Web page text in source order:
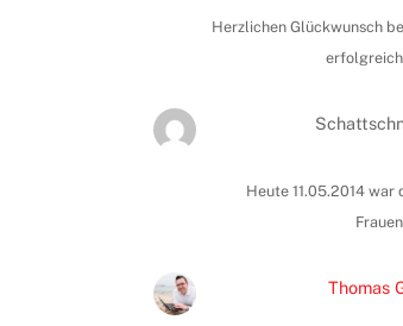
Herzlichen Glückwunsch
erfolgreich
Heute 11.05.2014 war
Thomas